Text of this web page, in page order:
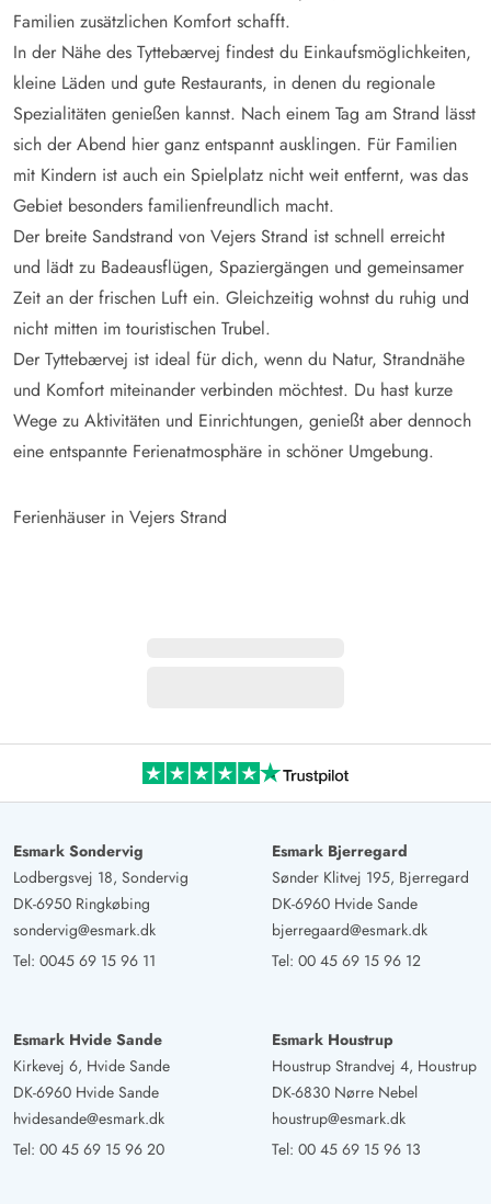
Familien zusätzlichen Komfort schafft.
In der Nähe des Tyttebærvej findest du Einkaufsmöglichkeiten,
kleine Läden und gute Restaurants, in denen du regionale
Spezialitäten genießen kannst. Nach einem Tag am Strand lässt
sich der Abend hier ganz entspannt ausklingen. Für Familien
mit Kindern ist auch ein Spielplatz nicht weit entfernt, was das
Gebiet besonders familienfreundlich macht.
Der breite Sandstrand von Vejers Strand ist schnell erreicht
und lädt zu Badeausflügen, Spaziergängen und gemeinsamer
Zeit an der frischen Luft ein. Gleichzeitig wohnst du ruhig und
nicht mitten im touristischen Trubel.
Der Tyttebærvej ist ideal für dich, wenn du Natur, Strandnähe
und Komfort miteinander verbinden möchtest. Du hast kurze
Wege zu Aktivitäten und Einrichtungen, genießt aber dennoch
eine entspannte Ferienatmosphäre in schöner Umgebung.
Ferienhäuser in Vejers Strand
Esmark Sondervig
Lodbergsvej 18, Sondervig
DK-6950 Ringkøbing
sondervig@esmark.dk
Tel: 0045 69 15 96 11
Esmark Bjerregard
Sønder Klitvej 195, Bjerregard
DK-6960 Hvide Sande
bjerregaard@esmark.dk
Tel: 00 45 69 15 96 12
Esmark Hvide Sande
Kirkevej 6, Hvide Sande
DK-6960 Hvide Sande
hvidesande@esmark.dk
Tel: 00 45 69 15 96 20
Esmark Houstrup
Houstrup Strandvej 4, Houstrup
DK-6830 Nørre Nebel
houstrup@esmark.dk
Tel: 00 45 69 15 96 13